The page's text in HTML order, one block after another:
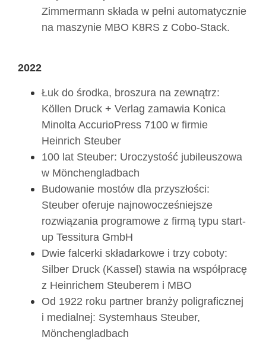
Zimmermann składa w pełni automatycznie
na maszynie MBO K8RS z Cobo-Stack.
2022
Łuk do środka, broszura na zewnątrz:
Köllen Druck + Verlag zamawia Konica
Minolta AccurioPress 7100 w firmie
Heinrich Steuber
100 lat Steuber: Uroczystość jubileuszowa
w Mönchengladbach
Budowanie mostów dla przyszłości:
Steuber oferuje najnowocześniejsze
rozwiązania programowe z firmą typu start-
up Tessitura GmbH
Dwie falcerki składarkowe i trzy coboty:
Silber Druck (Kassel) stawia na współpracę
z Heinrichem Steuberem i MBO
Od 1922 roku partner branży poligraficznej
i medialnej: Systemhaus Steuber,
Mönchengladbach